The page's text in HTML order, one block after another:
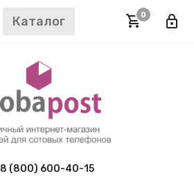
Каталог 0
8 (800) 600-40-15